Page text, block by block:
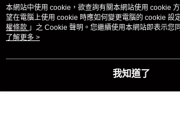
熱門標籤
本網站中使用 cookie，欲查詢有關本網站使用 cookie
望在電腦上使用 cookie 時應如何變更電腦的 cookie 設
權條款 」之 Cookie 聲明。您繼續使用本網站即表示您
用條款之 Cookie 聲明使用 cookie。
了解更多 >
我知道了